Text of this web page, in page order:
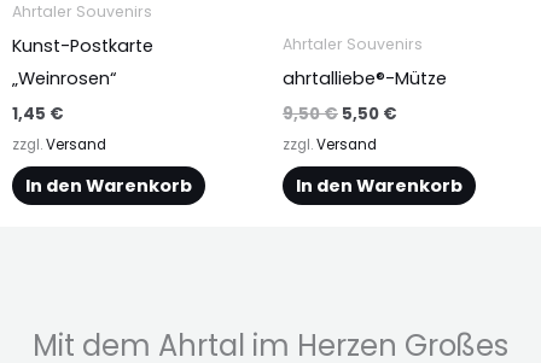
Ahrtaler Souvenirs
Kunst-Postkarte
„Weinrosen“
1,45 €
zzgl.Versand
In den Warenkorb
Ahrtaler Souvenirs
ahrtalliebe®-Mütze
9,50€ 5,50 €
zzgl.Versand
In den Warenkorb
Mit dem Ahrtal im Herzen Großes